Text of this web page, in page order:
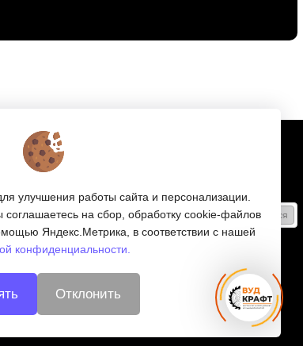
Подписка
Подписаться
Мы в соцсетях:
улучшения работы сайта и персонализации.
соглашаетесь на сбор, обработку cookie-файлов
Яндекс.Метрика, в соответствии с нашей
конфиденциальности.
Отклонить